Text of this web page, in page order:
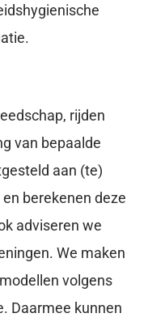
rijden
van bepaalde
aan (te)
berekenen deze
adviseren we
We maken
volgens
Daarmee kunnen